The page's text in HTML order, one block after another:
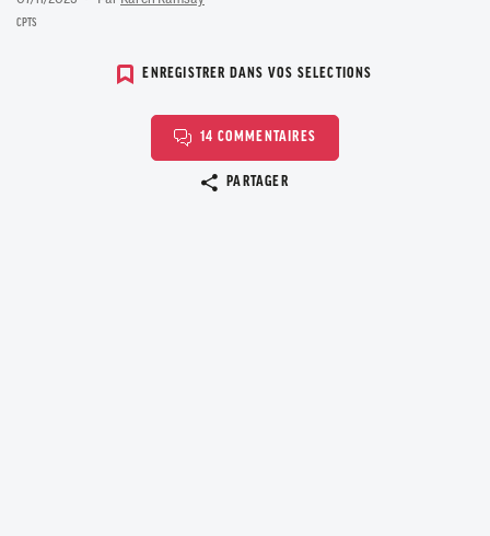
CPTS
ENREGISTRER DANS VOS SELECTIONS
14 COMMENTAIRES
PARTAGER